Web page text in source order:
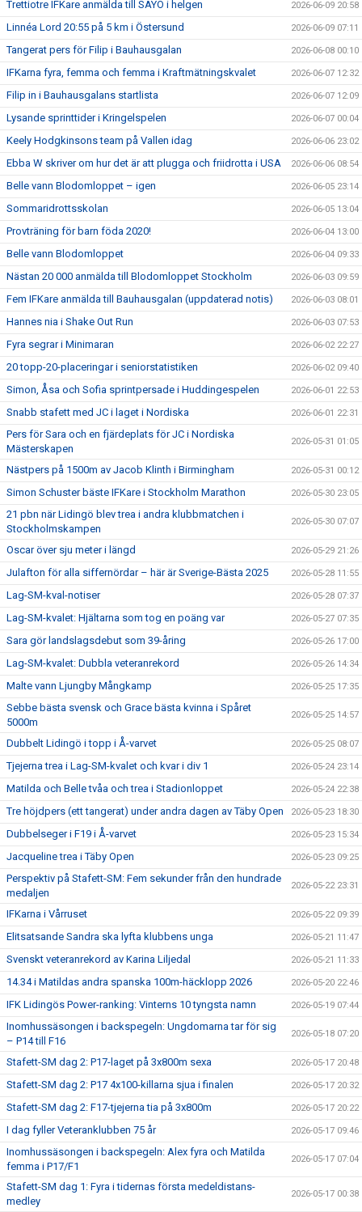
Trettiotre IFKare anmälda till SAYO i helgen 2026-06-09 20:58
Linnéa Lord 20:55 på 5 km i Östersund 2026-06-09 07:11
Tangerat pers för Filip i Bauhausgalan 2026-06-08 00:10
IFKarna fyra, femma och femma i Kraftmätningskvalet 2026-06-07 12:32
Filip in i Bauhausgalans startlista 2026-06-07 12:09
Lysande sprinttider i Kringelspelen 2026-06-07 00:04
Keely Hodgkinsons team på Vallen idag 2026-06-06 23:02
Ebba W skriver om hur det är att plugga och friidrotta i USA 2026-06-06 08:54
Belle vann Blodomloppet – igen 2026-06-05 23:14
Sommaridrottsskolan 2026-06-05 13:04
Provträning för barn föda 2020! 2026-06-04 13:00
Belle vann Blodomloppet 2026-06-04 09:33
Nästan 20 000 anmälda till Blodomloppet Stockholm 2026-06-03 09:59
Fem IFKare anmälda till Bauhausgalan (uppdaterad notis) 2026-06-03 08:01
Hannes nia i Shake Out Run 2026-06-03 07:53
Fyra segrar i Minimaran 2026-06-02 22:27
20 topp-20-placeringar i seniorstatistiken 2026-06-02 09:40
Simon, Åsa och Sofia sprintpersade i Huddingespelen 2026-06-01 22:53
Snabb stafett med JC i laget i Nordiska 2026-06-01 22:31
Pers för Sara och en fjärdeplats för JC i Nordiska
Mästerskapen
2026-05-31 01:05
Nästpers på 1500m av Jacob Klinth i Birmingham 2026-05-31 00:12
Simon Schuster bäste IFKare i Stockholm Marathon 2026-05-30 23:05
21 pbn när Lidingö blev trea i andra klubbmatchen i
Stockholmskampen
2026-05-30 07:07
Oscar över sju meter i längd 2026-05-29 21:26
Julafton för alla siffernördar – här är Sverige-Bästa 2025 2026-05-28 11:55
Lag-SM-kval-notiser 2026-05-28 07:37
Lag-SM-kvalet: Hjältarna som tog en poäng var 2026-05-27 07:35
Sara gör landslagsdebut som 39-åring 2026-05-26 17:00
Lag-SM-kvalet: Dubbla veteranrekord 2026-05-26 14:34
Malte vann Ljungby Mångkamp 2026-05-25 17:35
Sebbe bästa svensk och Grace bästa kvinna i Spåret
5000m
2026-05-25 14:57
Dubbelt Lidingö i topp i Å-varvet 2026-05-25 08:07
Tjejerna trea i Lag-SM-kvalet och kvar i div 1 2026-05-24 23:14
Matilda och Belle tvåa och trea i Stadionloppet 2026-05-24 22:38
Tre höjdpers (ett tangerat) under andra dagen av Täby Open 2026-05-23 18:30
Dubbelseger i F19 i Å-varvet 2026-05-23 15:34
Jacqueline trea i Täby Open 2026-05-23 09:25
Perspektiv på Stafett-SM: Fem sekunder från den hundrade
medaljen
2026-05-22 23:31
IFKarna i Vårruset 2026-05-22 09:39
Elitsatsande Sandra ska lyfta klubbens unga 2026-05-21 11:47
Svenskt veteranrekord av Karina Liljedal 2026-05-21 11:33
14.34 i Matildas andra spanska 100m-häcklopp 2026 2026-05-20 22:46
IFK Lidingös Power-ranking: Vinterns 10 tyngsta namn 2026-05-19 07:44
Inomhussäsongen i backspegeln: Ungdomarna tar för sig
– P14 till F16
2026-05-18 07:20
Stafett-SM dag 2: P17-laget på 3x800m sexa 2026-05-17 20:48
Stafett-SM dag 2: P17 4x100-killarna sjua i finalen 2026-05-17 20:32
Stafett-SM dag 2: F17-tjejerna tia på 3x800m 2026-05-17 20:22
I dag fyller Veteranklubben 75 år 2026-05-17 09:46
Inomhussäsongen i backspegeln: Alex fyra och Matilda
femma i P17/F1
2026-05-17 07:04
Stafett-SM dag 1: Fyra i tidernas första medeldistans-
medley
2026-05-17 00:38